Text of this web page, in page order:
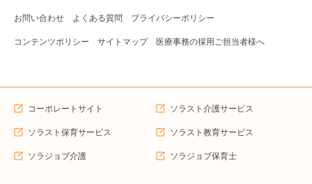
お問い合わせ よくある質問 プライバシーポリシー
コンテンツポリシー サイトマップ 医療事務の採用ご担当者様へ
コーポレートサイト ソラスト介護サービス
ソラスト保育サービス ソラスト教育サービス
ソラジョブ介護 ソラジョブ保育士